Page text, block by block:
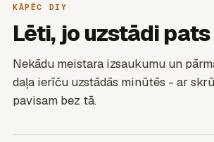
KĀPĒC DIY
Lēti, jo uzstādi pats
Nekādu meistara izsaukumu un
daļa ierīču uzstādās minūtēs - ar
pavisam bez tā.